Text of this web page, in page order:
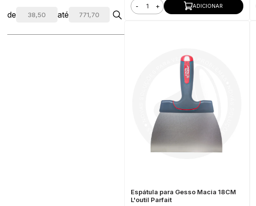
de até
- + ADICIONAR
Espátula para Gesso Macia 18CM
L'outil Parfait